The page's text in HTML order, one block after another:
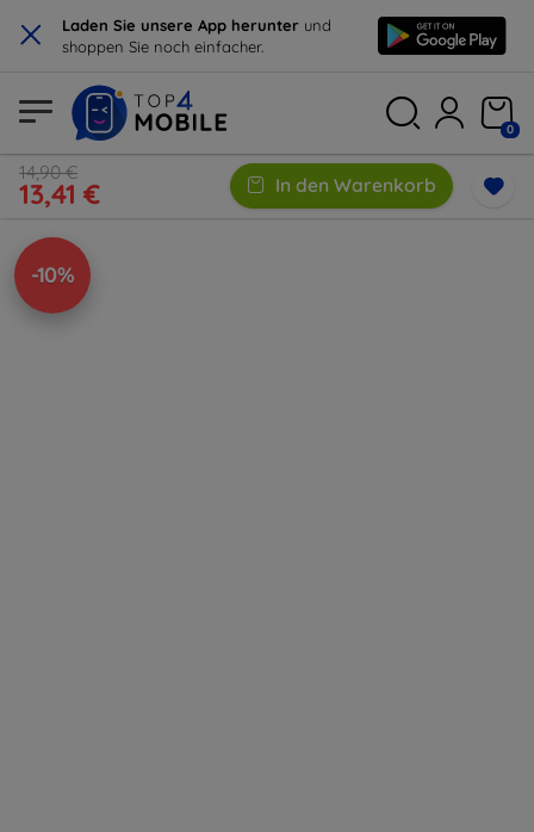
× Laden Sie unsere App herunter und
shoppen Sie noch einfacher.
0
14,90 €
13,41 € In den Warenkorb
-10%